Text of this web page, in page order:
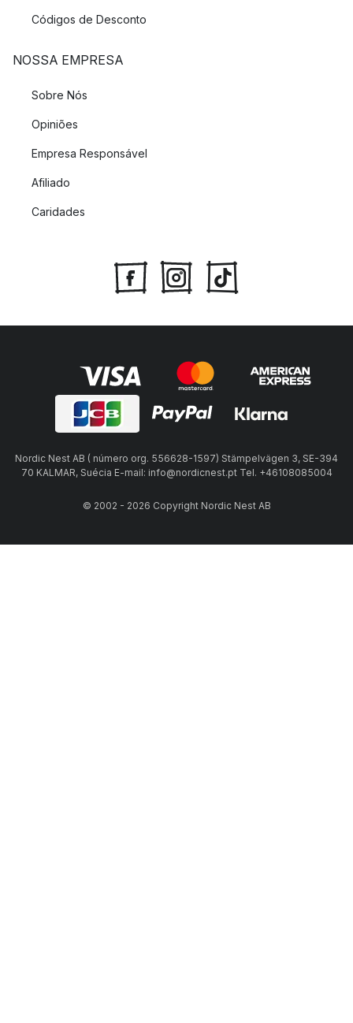
Códigos de Desconto
NOSSA EMPRESA
Sobre Nós
Opiniões
Empresa Responsável
Afiliado
Caridades
Nordic Nest AB ( número org. 556628-1597) Stämpelvägen 3, SE-394
70 KALMAR, Suécia E-mail: info@nordicnest.pt Tel. +46108085004
© 2002 - 2026 Copyright Nordic Nest AB